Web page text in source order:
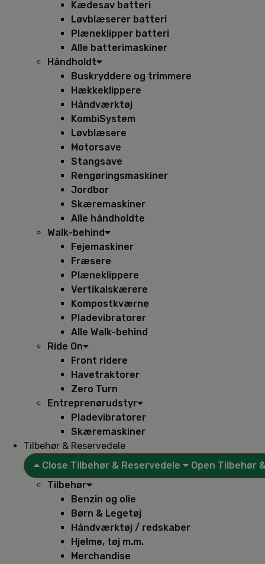
Kædesav batteri
Løvblæserer batteri
Plæneklipper batteri
Alle batterimaskiner
Håndholdt
Buskryddere og trimmere
Hækkeklippere
Håndværktøj
KombiSystem
Løvblæsere
Motorsave
Stangsave
Rengøringsmaskiner
Jordbor
Skæremaskiner
Alle håndholdte
Walk-behind
Fejemaskiner
Fræsere
Plæneklippere
Vertikalskærere
Kompostkværne
Pladevibratorer
Alle Walk-behind
Ride On
Front ridere
Havetraktorer
Zero Turn
Entreprenørudstyr
Pladevibratorer
Skæremaskiner
Tilbehør & Reservedele
Close Tilbehør & Reservedele
Open Tilbehør
Tilbehør
Benzin og olie
Børn & Legetøj
Håndværktøj / redskaber
Hjelme, tøj m.m.
Merchandise